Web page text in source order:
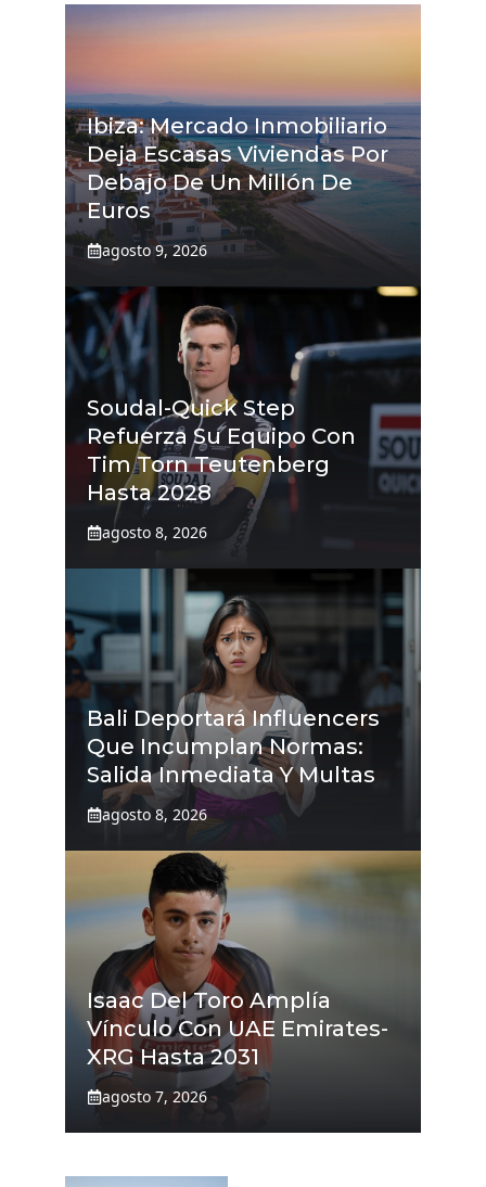
Ibiza: Mercado Inmobiliario
Deja Escasas Viviendas Por
Debajo De Un Millón De
Euros
agosto 9, 2026
Soudal-Quick Step
Refuerza Su Equipo Con
Tim Torn Teutenberg
Hasta 2028
agosto 8, 2026
Bali Deportará Influencers
Que Incumplan Normas:
Salida Inmediata Y Multas
agosto 8, 2026
Isaac Del Toro Amplía
Vínculo Con UAE Emirates-
XRG Hasta 2031
agosto 7, 2026